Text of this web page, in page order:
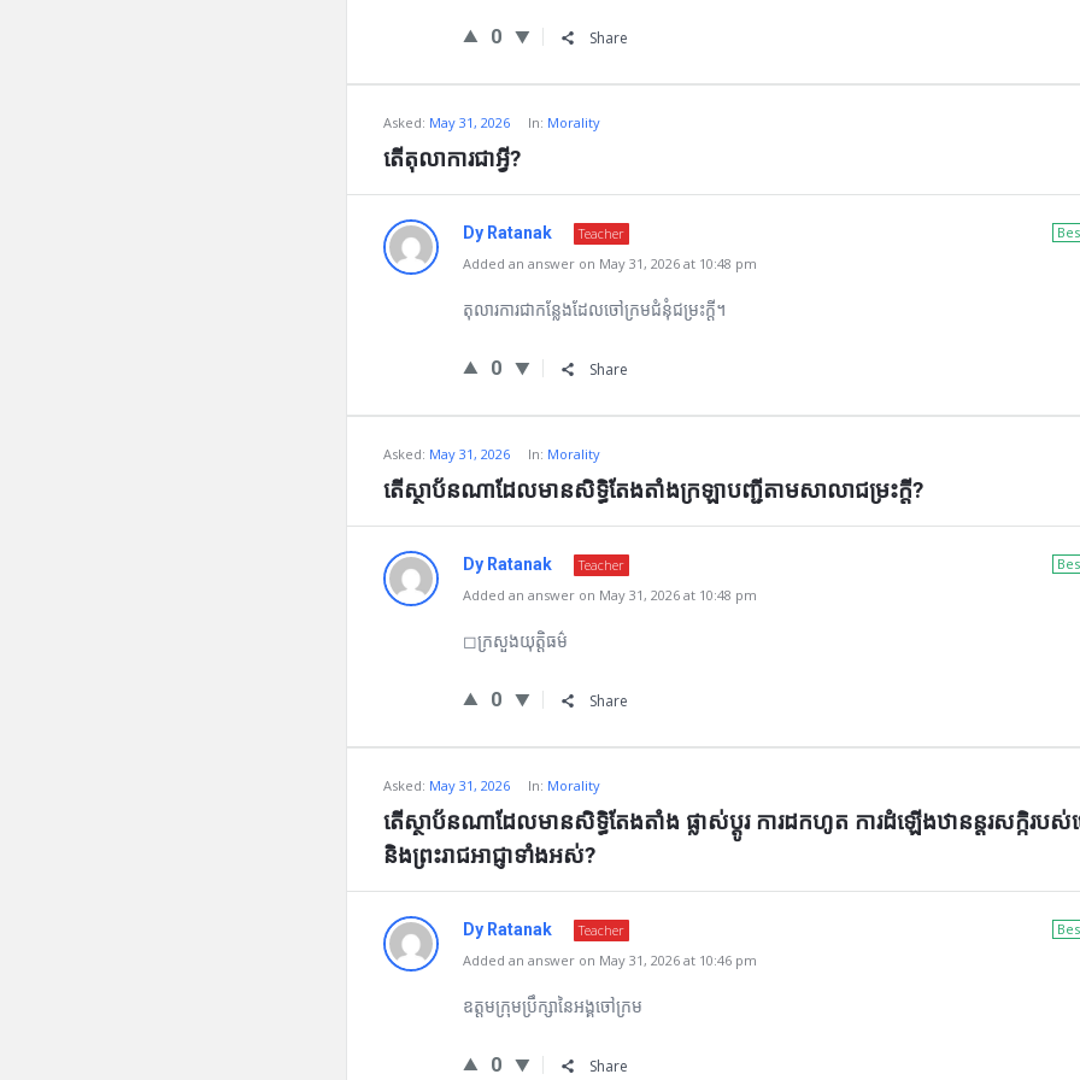
0 Share
Asked: May 31, 2026 In: Morality
តើតុលាការជាអ្វី?
Dy Ratanak
Teacher
Added an answer on May 31, 2026 at 10:48 pm
តុលារការជាកន្លែងដែលចៅក្រមជំនុំជម្រះក្ដី។
0 Share
Asked: May 31, 2026 In: Morality
តើស្ថាប័នណាដែលមានសិទ្ធិតែងតាំងក្រឡាបញ្ជីតាមសាលាជម្រះក្ដី?
Dy Ratanak
Teacher
Added an answer on May 31, 2026 at 10:48 pm
◻ក្រសួងយុត្តិធម៌
0 Share
Asked: May 31, 2026 In: Morality
តើស្ថាប័នណាដែលមានសិទ្ធិតែងតាំង ផ្លាស់ប្ដូរ ការដកហូត ការដំឡើងឋានន្តរសកិ្ករប
និងព្រះរាជអាជ្ញាទាំងអស់?
Dy Ratanak
Teacher
Added an answer on May 31, 2026 at 10:46 pm
ឧត្ដមក្រុមប្រឹក្សានៃអង្គចៅក្រម
0 Share